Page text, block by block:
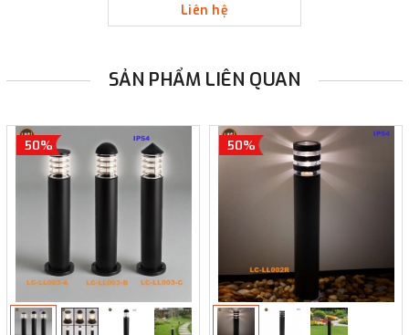
Liên hệ
SẢN PHẨM LIÊN QUAN
50% 50%